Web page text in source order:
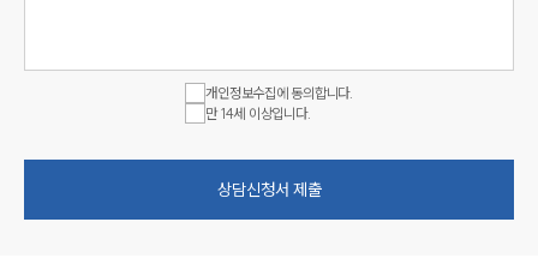
개인정보수집에 동의합니다.
만 14세 이상입니다.
상담신청서 제출